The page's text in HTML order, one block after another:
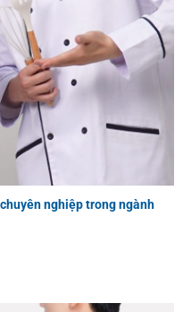
nghiệp trong ngành